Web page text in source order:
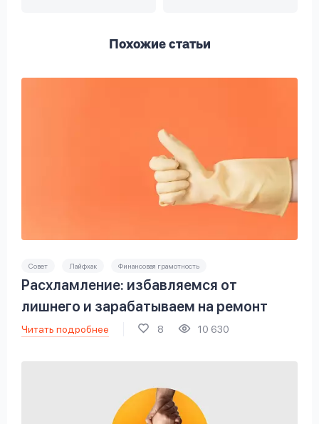
Похожие статьи
Совет Лайфхак Финансовая грамотность
Расхламление: избавляемся от
лишнего и зарабатываем на ремонт
Читать подробнее 8 10 630